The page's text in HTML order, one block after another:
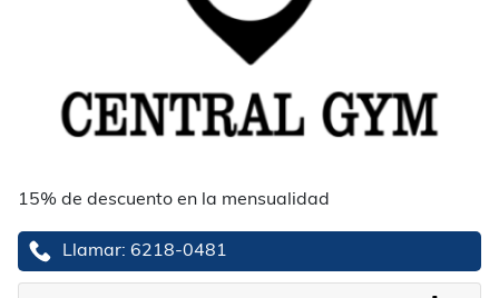
15% de descuento en la mensualidad
Llamar: 6218-0481